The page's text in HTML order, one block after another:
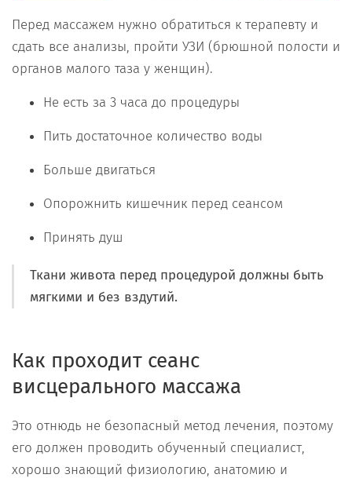
Перед массажем нужно обратиться к терапевту и
сдать все анализы, пройти УЗИ (брюшной полости и
органов малого таза у женщин).
Не есть за 3 часа до процедуры
Пить достаточное количество воды
Больше двигаться
Опорожнить кишечник перед сеансом
Принять душ
Ткани живота перед процедурой должны быть
мягкими и без вздутий.
Как проходит сеанс
висцерального массажа
Это отнюдь не безопасный метод лечения, поэтому
его должен проводить обученный специалист,
хорошо знающий физиологию, анатомию и